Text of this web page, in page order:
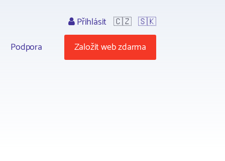
Podpora
Přihlásit 🇨🇿 🇸🇰
Založit web zdarma